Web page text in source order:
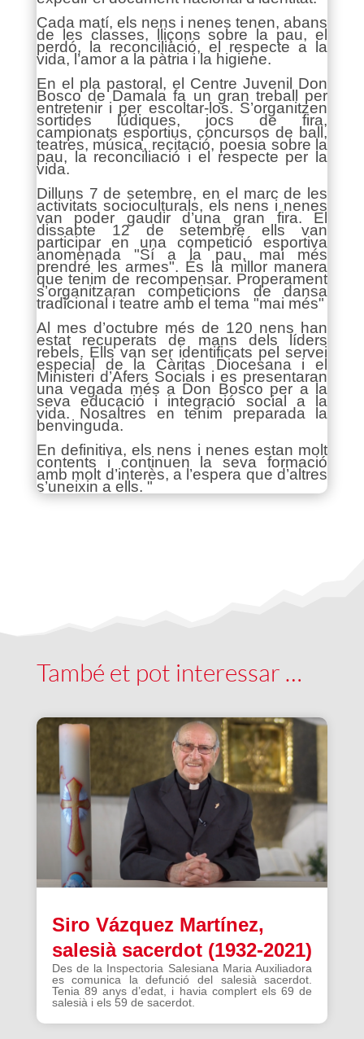
Cada matí, els nens i nenes tenen, abans
de les classes, lliçons sobre la pau, el
perdó, la reconciliació, el respecte a la
vida, l’amor a la pàtria i la higiene.
En el pla pastoral, el Centre Juvenil Don
Bosco de Damala fa un gran treball per
entretenir i per escoltar-los. S’organitzen
sortides lúdiques, jocs de fira,
campionats esportius, concursos de ball,
teatres, música, recitació, poesia sobre la
pau, la reconciliació i el respecte per la
vida.
Dilluns 7 de setembre, en el marc de les
activitats socioculturals, els nens i nenes
van poder gaudir d’una gran fira. El
dissabte 12 de setembre ells van
participar en una competició esportiva
anomenada "Sí a la pau, mai més
prendré les armes". És la millor manera
que tenim de recompensar. Properament
s’organitzaran competicions de dansa
tradicional i teatre amb el tema "mai més"
Al mes d’octubre més de 120 nens han
estat recuperats de mans dels líders
rebels. Ells van ser identificats pel servei
especial de la Càritas Diocesana i el
Ministeri d’Afers Socials i es presentaran
una vegada més a Don Bosco per a la
seva educació i integració social a la
vida. Nosaltres en tenim preparada la
benvinguda.
En definitiva, els nens i nenes estan molt
contents i continuen la seva formació
amb molt d’interès, a l’espera que d’altres
s’uneixin a ells. "
També et pot interessar …
Siro Vázquez Martínez,
salesià sacerdot (1932-2021)
Des de la Inspectoria Salesiana Maria Auxiliadora
es comunica la defunció del salesià sacerdot.
Tenia 89 anys d’edat, i havia complert els 69 de
salesià i els 59 de sacerdot.